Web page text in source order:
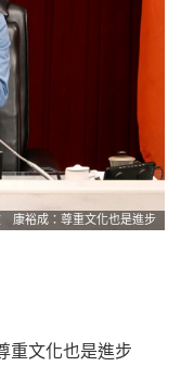
康裕成：尊重文化也是進步